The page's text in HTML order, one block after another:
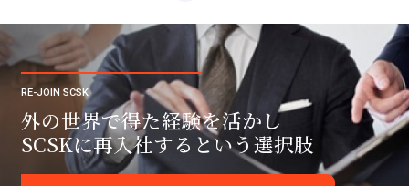
RE-JOIN SCSK
外の世界で得た経験を活かし
SCSKに再入社するという選択肢